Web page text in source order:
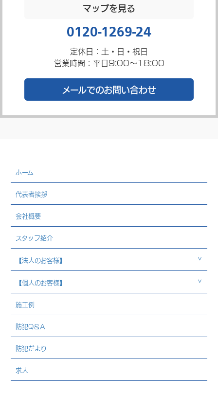
マップを見る
0120-1269-24
定休日：土・日・祝日
営業時間：平日9:00～18:00
メールでのお問い合わせ
ホーム
代表者挨拶
会社概要
スタッフ紹介
【法人のお客様】
【個人のお客様】
施工例
防犯Q＆A
防犯だより
求人